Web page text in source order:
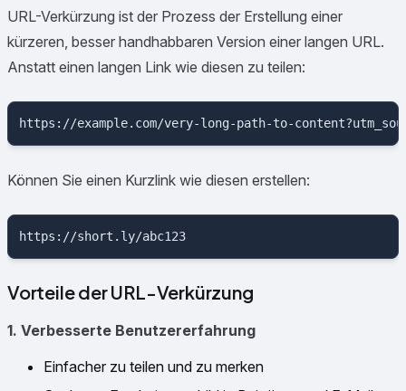
URL-Verkürzung ist der Prozess der Erstellung einer
kürzeren, besser handhabbaren Version einer langen URL.
Anstatt einen langen Link wie diesen zu teilen:
Können Sie einen Kurzlink wie diesen erstellen:
Vorteile der URL-Verkürzung
1. Verbesserte Benutzererfahrung
Einfacher zu teilen und zu merken